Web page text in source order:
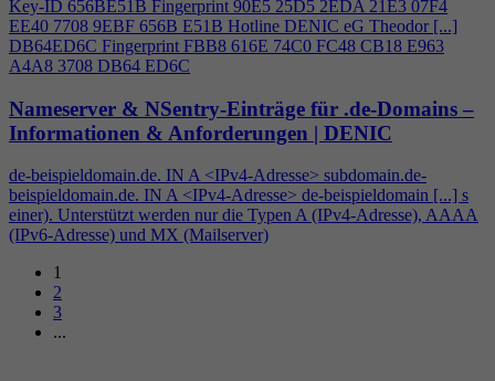
Key-ID 656BE51B Fingerprint 90E5 25D5 2EDA 21E3 07F4
EE40 7708 9EBF 656B E51B Hotline DENIC eG Theodor [...]
DB64ED6C Fingerprint FBB8 616E 74C0 FC48 CB18 E963
A4A8 3708 DB64 ED6C
Nameserver & NSentry-Einträge für .de-Domains –
Informationen & Anforderungen | DENIC
de-beispieldomain.de. IN A <IPv4-Adresse> subdomain.de-
beispieldomain.de. IN A <IPv4-Adresse> de-beispieldomain [...] s
einer). Unterstützt werden nur die Typen A (IPv4-Adresse), AAAA
(IPv6-Adresse) und MX (Mailserver)
1
2
3
...